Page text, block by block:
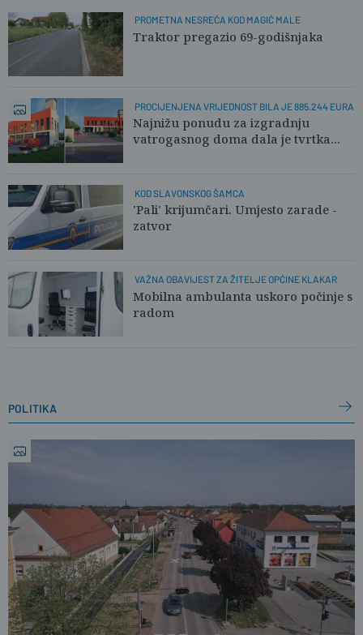
PROMETNA NESREĆA KOD MAGIĆ MALE
Traktor pregazio 69-godišnjaka
PROCIJENJENA VRIJEDNOST BILA JE 885.244 EURA
Najnižu ponudu za izgradnju
vatrogasnog doma dala je tvrtka...
KOD SLAVONSKOG ŠAMCA
'Pali' krijumčari. Umjesto zarade -
zatvor
VAŽNA OBAVIJEST ZA ŽITELJE OPĆINE KLAKAR
Mobilna ambulanta uskoro počinje s
radom
politika